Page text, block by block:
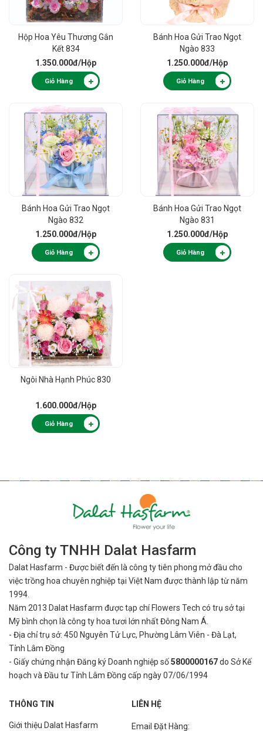
Hộp Hoa Yêu Thương Gắn
Kết 834
1.350.000đ/Hộp
Giỏ Hàng
Bánh Hoa Gửi Trao Ngọt
Ngào 833
1.250.000đ/Hộp
Giỏ Hàng
Bánh Hoa Gửi Trao Ngọt
Ngào 832
1.250.000đ/Hộp
Giỏ Hàng
Bánh Hoa Gửi Trao Ngọt
Ngào 831
1.250.000đ/Hộp
Giỏ Hàng
Ngôi Nhà Hạnh Phúc 830
1.600.000đ/Hộp
Giỏ Hàng
Công ty TNHH Dalat Hasfarm
Dalat Hasfarm - Được biết đến là công ty tiên phong mở đầu cho
việctrồng hoa chuyên nghiệp tại Việt Nam được thành lập từ năm
1994.
Năm 2013 Dalat Hasfarm được tạp chí Flowers Tech có trụ sở tại
Mỹ bình chọn là công ty hoa tươi lớn nhất Đông Nam Á.
- Địa chỉ trụ sở: 450 Nguyên Tử Lực, Phường Lâm Viên - Đà Lạt,
Tỉnh Lâm Đồng
- Giấy chứng nhận Đăng ký Doanh nghiệp số5800000167do Sở Kế
hoạch và Đầu tư Tỉnh Lâm Đồng cấp ngày 07/06/1994
THÔNG TIN
Giới thiệu Dalat Hasfarm
LIÊN HỆ
Email Đặt Hàng: